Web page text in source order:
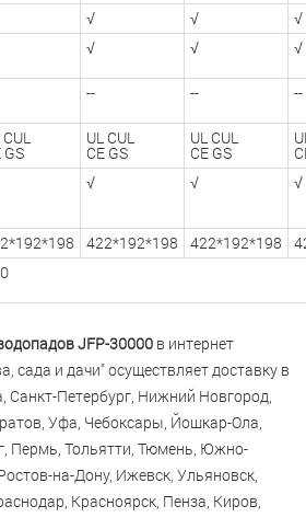
√ √
√
√ √ √
-- -- --
GS
UL CUL
CE GS
UL CUL
CE GS
√ √ √
422*192*198 422*192*198
JFP-30000 в интернет
сада и дачи" осуществляет доставку в
Санкт-Петербург, Нижний Новгород,
Уфа, Чебоксары, Йошкар-Ола,
Пермь, Тольятти, Тюмень, Южно-
на-Дону, Ижевск, Ульяновск,
Красноярск, Пенза, Киров,